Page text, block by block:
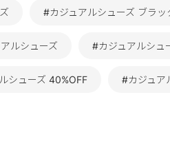
#カジュアルシューズ ブラッ
ルシューズ #カジュアルシュ
シューズ 40%OFF #カジュア